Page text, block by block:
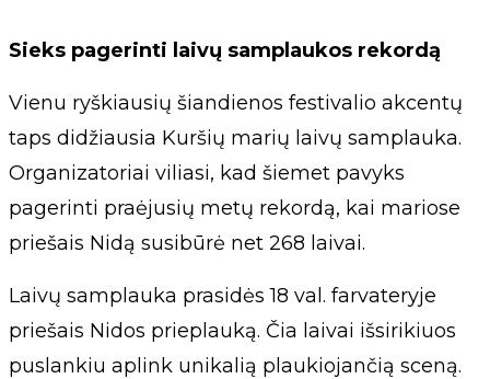
Sieks pagerinti laivų samplaukos rekordą
Vienu ryškiausių šiandienos festivalio akcentų
taps didžiausia Kuršių marių laivų samplauka.
Organizatoriai viliasi, kad šiemet pavyks
pagerinti praėjusių metų rekordą, kai mariose
priešais Nidą susibūrė net 268 laivai.
Laivų samplauka prasidės 18 val. farvateryje
priešais Nidos prieplauką. Čia laivai išsirikiuos
puslankiu aplink unikalią plaukiojančią sceną.